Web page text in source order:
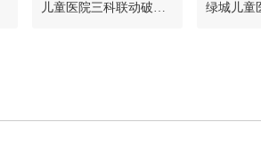
儿童医院三科联动破解
绿城儿童